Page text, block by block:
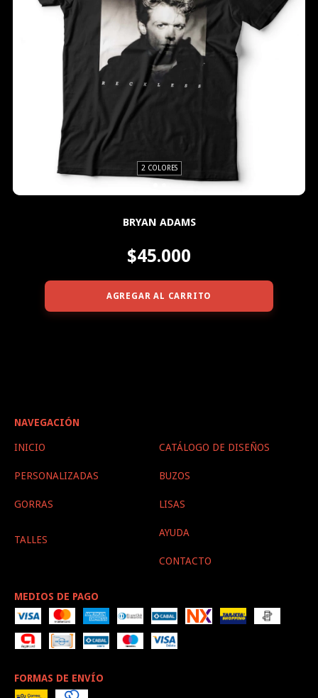
2 COLORES
BRYAN ADAMS
$45.000
AGREGAR AL CARRITO
NAVEGACIÓN
INICIO CATÁLOGO DE DISEÑOS
PERSONALIZADAS BUZOS
GORRAS LISAS
TALLES
AYUDA
CONTACTO
MEDIOS DE PAGO
FORMAS DE ENVÍO